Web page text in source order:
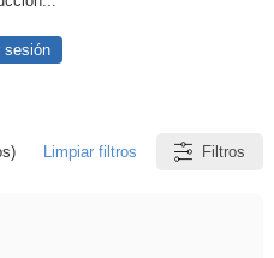
sesión
Limpiar filtros Filtros